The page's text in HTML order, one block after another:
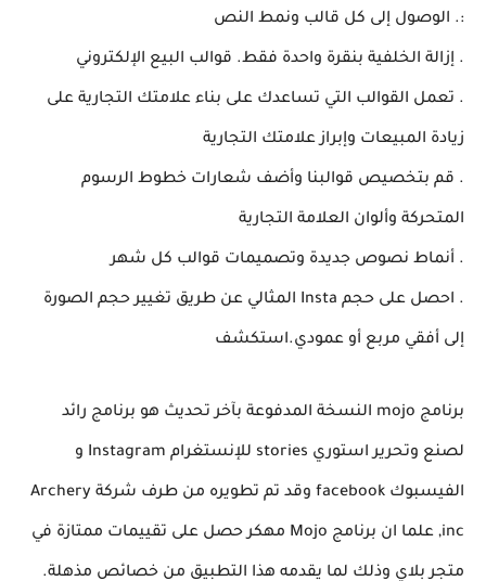
:. الوصول إلى كل قالب ونمط النص
. إزالة الخلفية بنقرة واحدة فقط. قوالب البيع الإلكتروني
. تعمل القوالب التي تساعدك على بناء علامتك التجارية على
زيادة المبيعات وإبراز علامتك التجارية
. قم بتخصيص قوالبنا وأضف شعارات خطوط الرسوم
المتحركة وألوان العلامة التجارية
. أنماط نصوص جديدة وتصميمات قوالب كل شهر
. احصل على حجم Insta المثالي عن طريق تغيير حجم الصورة
إلى أفقي مربع أو عمودي.استكشف
برنامج mojo النسخة المدفوعة بآخر تحديث هو برنامج رائد
لصنع وتحرير استوري stories للإنستغرام Instagram و
الفيسبوك facebook وقد تم تطويره من طرف شركة Archery
inc, علما ان برنامج Mojo مهكر حصل على تقييمات ممتازة في
متجر بلاي وذلك لما يقدمه هذا التطبيق من خصائص مذهلة.